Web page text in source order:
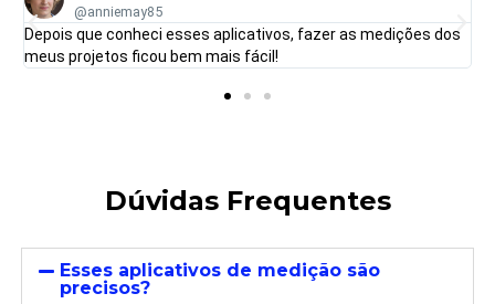
@anniemay85
Depois que conheci esses aplicativos, fazer as medições dos
meus projetos ficou bem mais fácil!
Dúvidas Frequentes
Esses aplicativos de medição são
precisos?